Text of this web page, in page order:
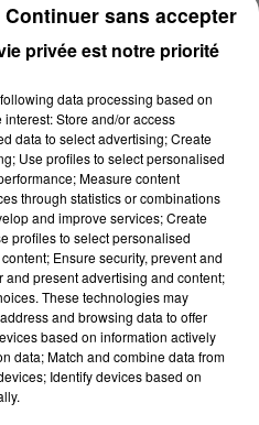
privée est notre priorité
data processing based on
Store and/or access
data to select advertising; Create
Use profiles to select personalised
Measure content
through statistics or combinations
and improve services; Create
profiles to select personalised
Ensure security, prevent and
present advertising and content;
These technologies may
and browsing data to offer
based on information actively
data; Match and combine data from
Identify devices based on
Continuer sans accepter